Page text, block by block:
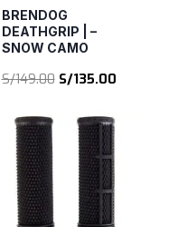
BRENDOG
DEATHGRIP | –
SNOW CAMO
S/149.00 El
original
era:
S/149.00.
S/135.00El